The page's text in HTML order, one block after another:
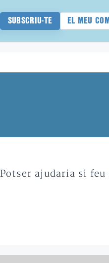
SUBSCRIU-TE EL MEU
ajudaria si feu